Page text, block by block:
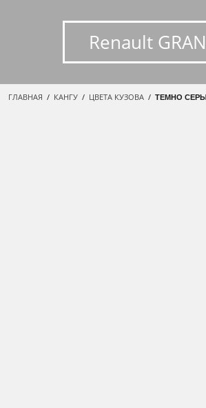
Renault
ГЛАВНАЯ / КАНГУ / ЦВЕТА КУЗОВА / ТЕМНО